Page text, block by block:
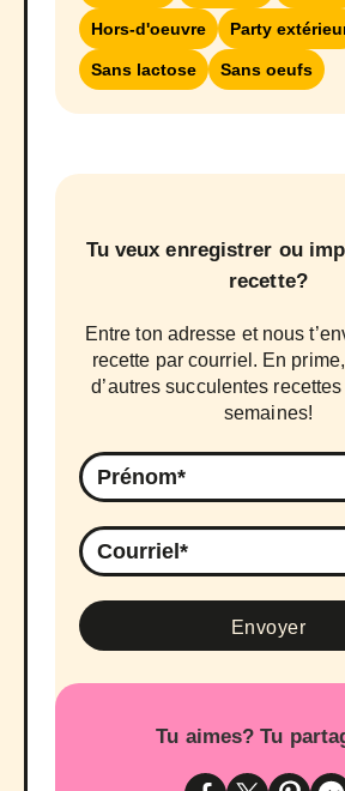
Hors-d'oeuvre Party
Sans lactose Sans oeufs
Tu veux enregistrer ou
recette?
Entre ton adresse et nous
recette par courriel. En
d’autres succulentes
semaines!
Tu aimes? Tu